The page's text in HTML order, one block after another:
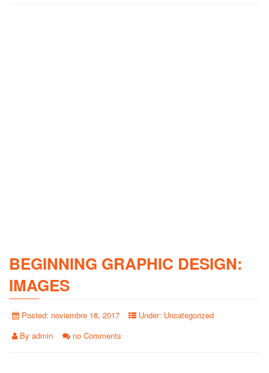
BEGINNING GRAPHIC DESIGN:
IMAGES
Posted: noviembre 18, 2017 Under: Uncategorized
By admin no Comments